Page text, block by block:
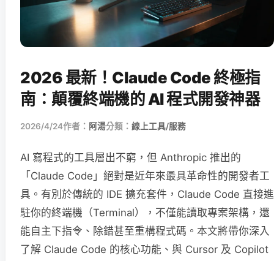
2026 最新！Claude Code 終極指
南：顛覆終端機的 AI 程式開發神器
2026/4/24作者： 阿湯分類： 線上工具/服務
AI 寫程式的工具層出不窮，但 Anthropic 推出的
「Claude Code」絕對是近年來最具革命性的開發者工
具。有別於傳統的 IDE 擴充套件，Claude Code 直接進
駐你的終端機（Terminal），不僅能讀取專案架構，還
能自主下指令、除錯甚至重構程式碼。本文將帶你深入
了解 Claude Code 的核心功能、與 Cursor 及 Copilot